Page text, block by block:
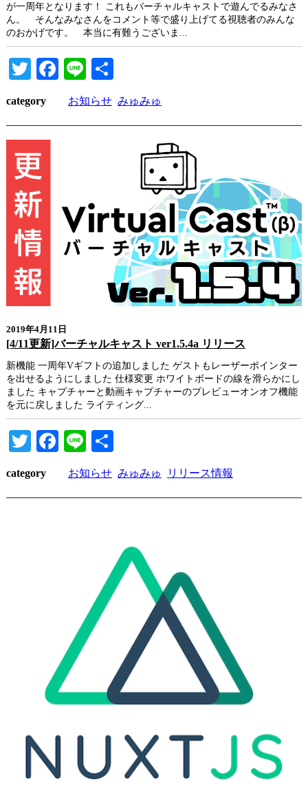
が一周年となります！ これもバーチャルキャストで遊んでるみなさ
ん。 そんなみなさんをコメント等で盛り上げてる視聴者のみんな
のおかげです。 本当に有難うございま...
TwitterFacebook
Line
有
category お知らせ みゅみゅ
2019年4月11日
[4/11更新]バーチャルキャスト ver1.5.4a リリース
新機能 一周年Vギフトの追加しました ゲストもレーザーポインター
を出せるようにしました 仕様変更 ホワイトボードの線を滑らかにし
ました キャプチャーと動画キャプチャーのプレビューオンオフ機能
を元に戻しました ライティング...
TwitterFacebook
Line
有
category お知らせ みゅみゅ リリース情報